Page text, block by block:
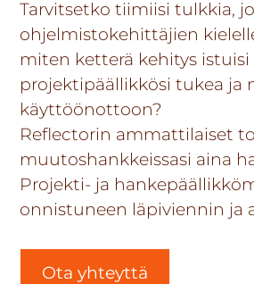
Tarvitsetko tiimiisi tulkkia,
ohjelmistokehittäjien
miten ketterä kehitys
projektipäällikkösi tukea
käyttöönottoon?
Reflectorin ammattilaiset
muutoshankkeissasi aina
Projekti- ja
onnistuneen läpiviennin ja
Ota yhteyttä